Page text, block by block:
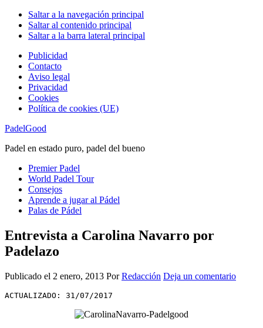
Saltar a la navegación principal
Saltar al contenido principal
Saltar a la barra lateral principal
Publicidad
Contacto
Aviso legal
Privacidad
Cookies
Política de cookies (UE)
PadelGood
Padel en estado puro, padel del bueno
Premier Padel
World Padel Tour
Consejos
Aprende a jugar al Pádel
Palas de Pádel
Entrevista a Carolina Navarro por
Padelazo
Publicado el 2 enero, 2013 PorRedacción Deja un comentario
ACTUALIZADO: 31/07/2017